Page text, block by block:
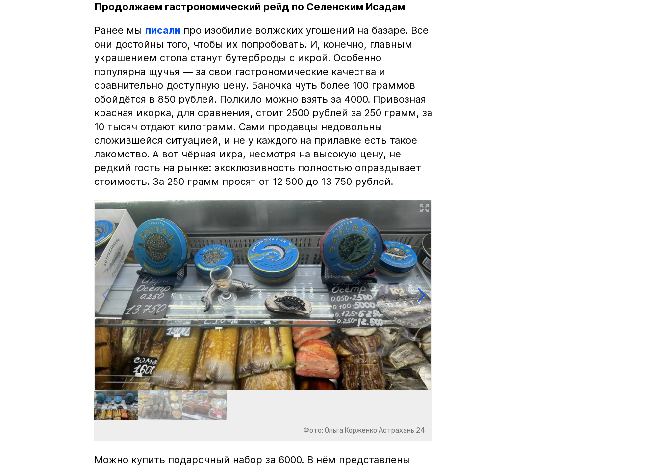
Продолжаем гастрономический рейд по Селенским Исадам
Ранее мы писали про изобилие волжских угощений на базаре. Все
они достойны того, чтобы их попробовать. И, конечно, главным
украшением стола станут бутерброды с икрой. Особенно
популярна щучья — за свои гастрономические качества и
сравнительно доступную цену. Баночка чуть более 100 граммов
обойдётся в 850 рублей. Полкило можно взять за 4000. Привозная
красная икорка, для сравнения, стоит 2500 рублей за 250 грамм, за
10 тысяч отдают килограмм. Сами продавцы недовольны
сложившейся ситуацией, и не у каждого на прилавке есть такое
лакомство. А вот чёрная икра, несмотря на высокую цену, не
редкий гость на рынке: эксклюзивность полностью оправдывает
стоимость. За 250 грамм просят от 12 500 до 13 750 рублей.
Фото: Ольга Корженко Астрахань 24
Можно купить подарочный набор за 6000. В нём представлены